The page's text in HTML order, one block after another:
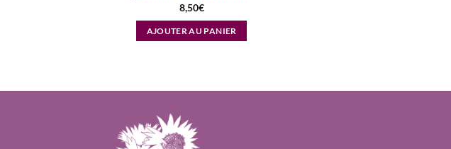
8,50€
AJOUTER AU PANIER